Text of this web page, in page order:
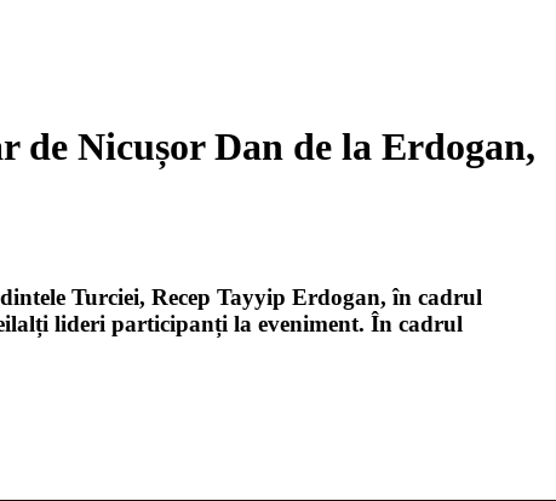
Nicușor Dan de la Erdogan,
Turciei, Recep Tayyip Erdogan, în cadrul
lideri participanți la eveniment. În cadrul